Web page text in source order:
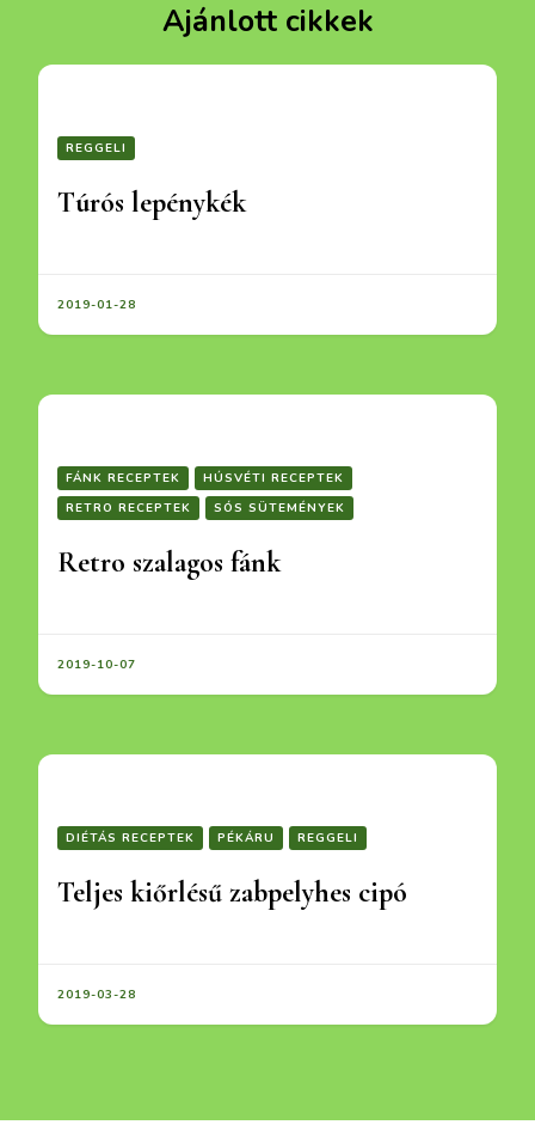
Ajánlott cikkek
REGGELI
Túrós lepénykék
2019-01-28
FÁNK RECEPTEK
HÚSVÉTI RECEPTEK
RETRO RECEPTEK
SÓS SÜTEMÉNYEK
Retro szalagos fánk
2019-10-07
DIÉTÁS RECEPTEK PÉKÁRU REGGELI
Teljes kiőrlésű zabpelyhes cipó
2019-03-28